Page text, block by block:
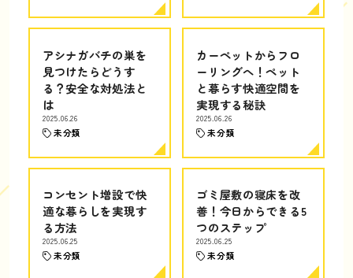
アシナガバチの巣を
見つけたらどうす
る？安全な対処法と
は
2025.06.26
未分類
カーペットからフロ
ーリングへ！ペット
と暮らす快適空間を
実現する秘訣
2025.06.26
未分類
コンセント増設で快
適な暮らしを実現す
る方法
2025.06.25
未分類
ゴミ屋敷の寝床を改
善！今日からできる5
つのステップ
2025.06.25
未分類